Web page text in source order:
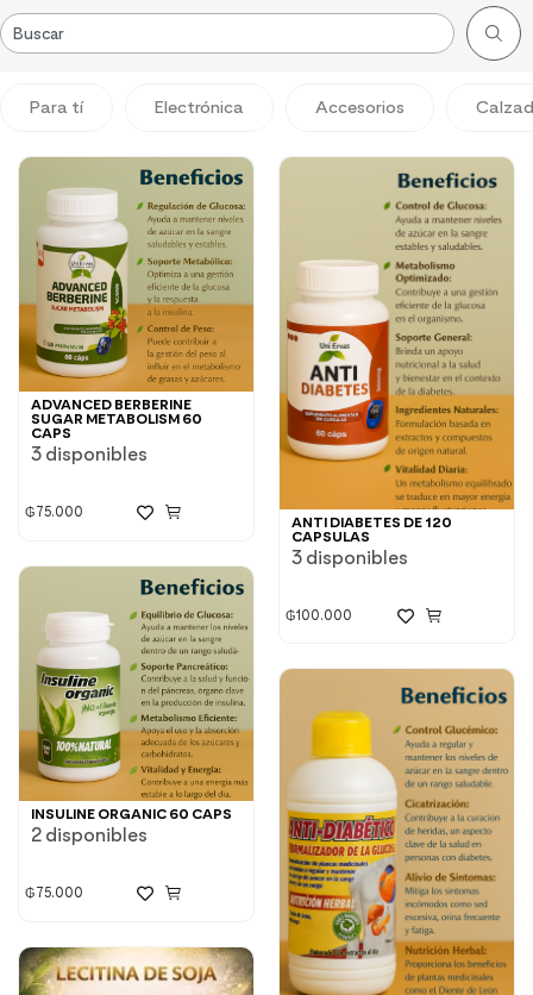
Para tí Electrónica Accesorios
ADVANCED BERBERINE
SUGAR METABOLISM 60
CAPS
3 disponibles
₲ 75.000
ANTI DIABETES DE 120
CAPSULAS
3 disponibles
₲100.000
INSULINE ORGANIC 60 CAPS
2 disponibles
₲ 75.000